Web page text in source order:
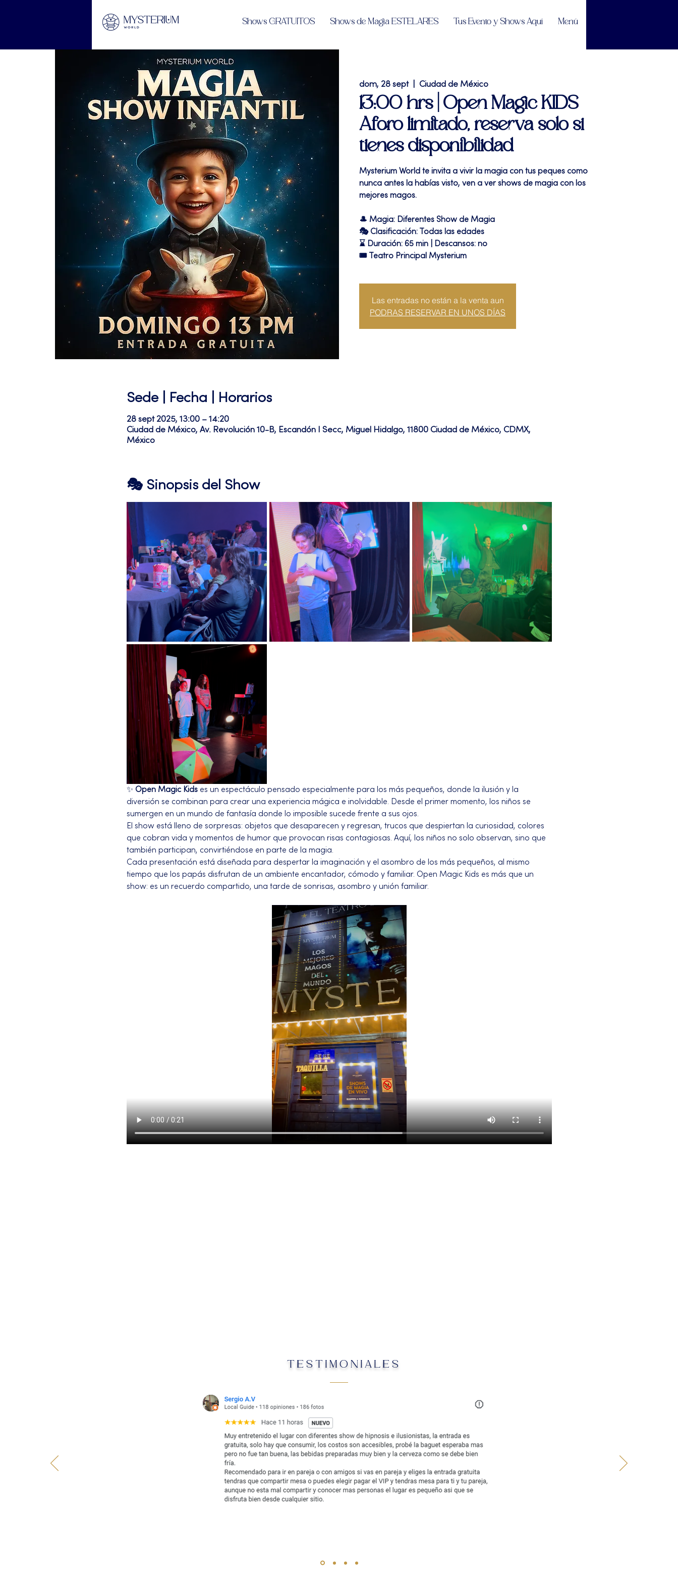
Shows GRATUITOS Shows de Magia ESTELARES Tus Evento y Shows Aquí Menú
dom, 28 sept
  |
Ciudad de México
13:00 hrs | Open Magic KIDS
Aforo limitado, reserva solo si
tienes disponibilidad
Mysterium World te invita a vivir la magia con tus peques como
nunca antes la habías visto, ven a ver shows de magia con los
mejores magos.
🎩 Magia: Diferentes Show de Magia
🎭 Clasificación: Todas las edades
⌛ Duración: 65 min | Descansos: no
🎟 Teatro Principal Mysterium
Las entradas no están a la venta aun
PODRAS RESERVAR EN UNOS DÍAS
Sede | Fecha | Horarios
28 sept 2025, 13:00 – 14:20
Ciudad de México, Av. Revolución 10-B, Escandón I Secc, Miguel Hidalgo, 11800 Ciudad de México, CDMX,
México
🎭 Sinopsis del Show
✨ Open Magic Kids es un espectáculo pensado especialmente para los más pequeños, donde la ilusión y la
diversión se combinan para crear una experiencia mágica e inolvidable. Desde el primer momento, los niños se
sumergen en un mundo de fantasía donde lo imposible sucede frente a sus ojos.
El show está lleno de sorpresas: objetos que desaparecen y regresan, trucos que despiertan la curiosidad, colores
que cobran vida y momentos de humor que provocan risas contagiosas. Aquí, los niños no solo observan, sino que
también participan, convirtiéndose en parte de la magia.
Cada presentación está diseñada para despertar la imaginación y el asombro de los más pequeños, al mismo
tiempo que los papás disfrutan de un ambiente encantador, cómodo y familiar. Open Magic Kids es más que un
show: es un recuerdo compartido, una tarde de sonrisas, asombro y unión familiar.
TESTIMONIALES